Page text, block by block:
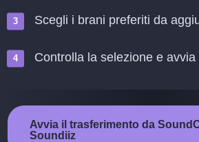
Scegli i brani preferiti da
Controlla la selezione e
Avvia il trasferimento da
Soundiiz